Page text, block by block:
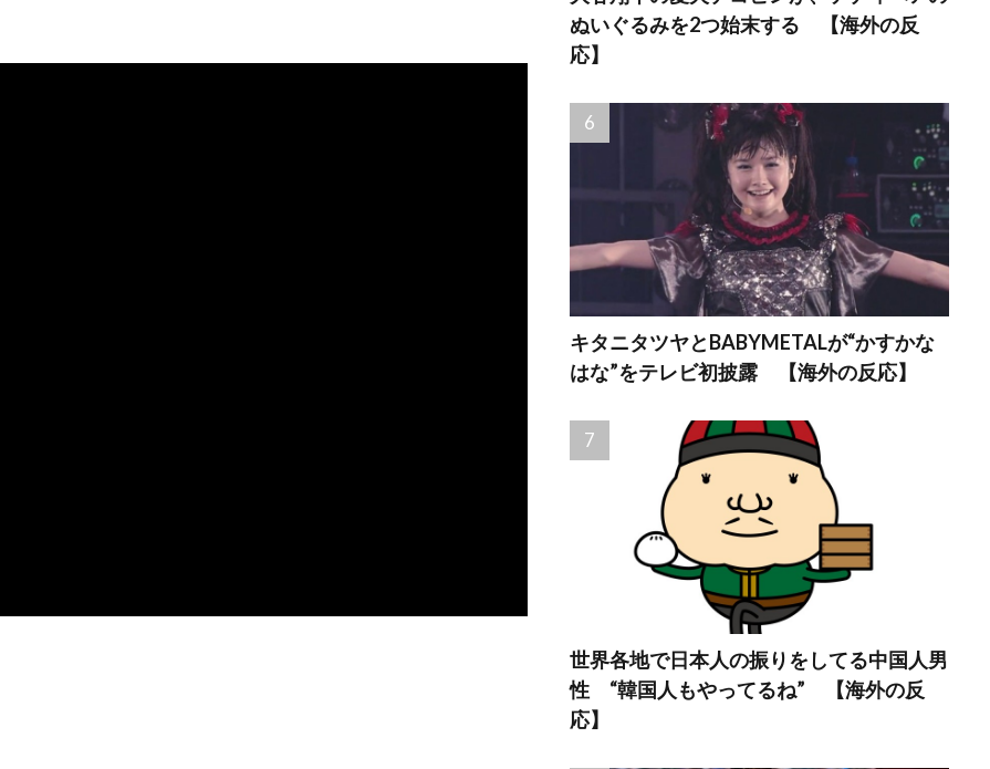
ぬいぐるみを2つ始末する 【海外の反
応】
キタニタツヤとBABYMETALが“かすかな
はな”をテレビ初披露 【海外の反応】
世界各地で日本人の振りをしてる中国人男
性 “韓国人もやってるね” 【海外の反
応】